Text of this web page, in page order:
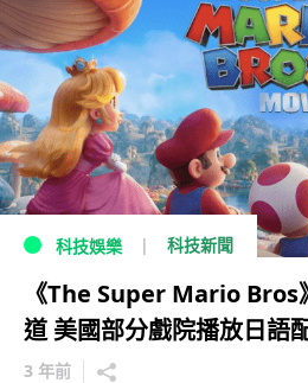
科技娛樂 科技新聞
《The Super Mario Bros
道 美國部分戲院播放日語
3 年前